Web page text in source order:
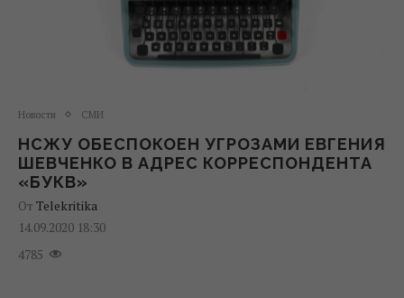
Новости СМИ
НСЖУ ОБЕСПОКОЕН УГРОЗАМИ ЕВГЕНИЯ
ШЕВЧЕНКО В АДРЕС КОРРЕСПОНДЕНТА
«БУКВ»
От Telekritika
14.09.2020 18:30
4785